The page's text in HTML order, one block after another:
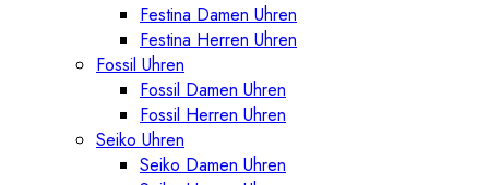
Festina Damen Uhren
Festina Herren Uhren
Fossil Uhren
Fossil Damen Uhren
Fossil Herren Uhren
Seiko Uhren
Seiko Damen Uhren